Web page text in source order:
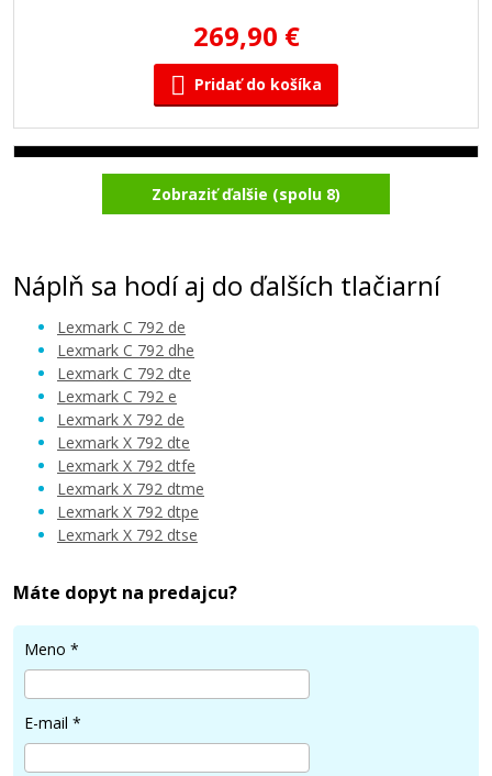
269,90 €
Pridať do košíka
Lexmark C792A1KG (Čierny)
Pridať do košíka
Lexmark X792X1KG (Čierny)
Originálny toner
Zobraziť ďalšie (spolu 8)
Náplň sa hodí aj do ďalších tlačiarní
Lexmark C 792 de
Lexmark C 792 dhe
Lexmark C 792 dte
Lexmark C 792 e
Lexmark X 792 de
Lexmark X 792 dte
Lexmark X 792 dtfe
Lexmark X 792 dtme
Lexmark X 792 dtpe
Lexmark X 792 dtse
Máte dopyt na predajcu?
Meno *
E-mail *